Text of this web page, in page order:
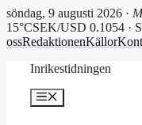
söndag, 9 augusti 2026 ·
15°CSEK/USD 0.1054 ·
ossRedaktionenKällor
Inrikestidningen
Meny